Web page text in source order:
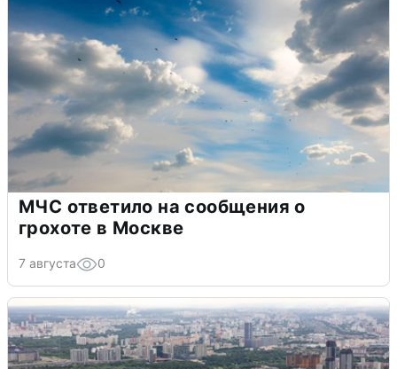
МЧС ответило на сообщения о
грохоте в Москве
7 августа 0